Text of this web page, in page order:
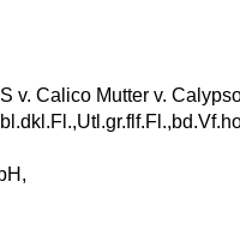
v. Calico Mutter v.